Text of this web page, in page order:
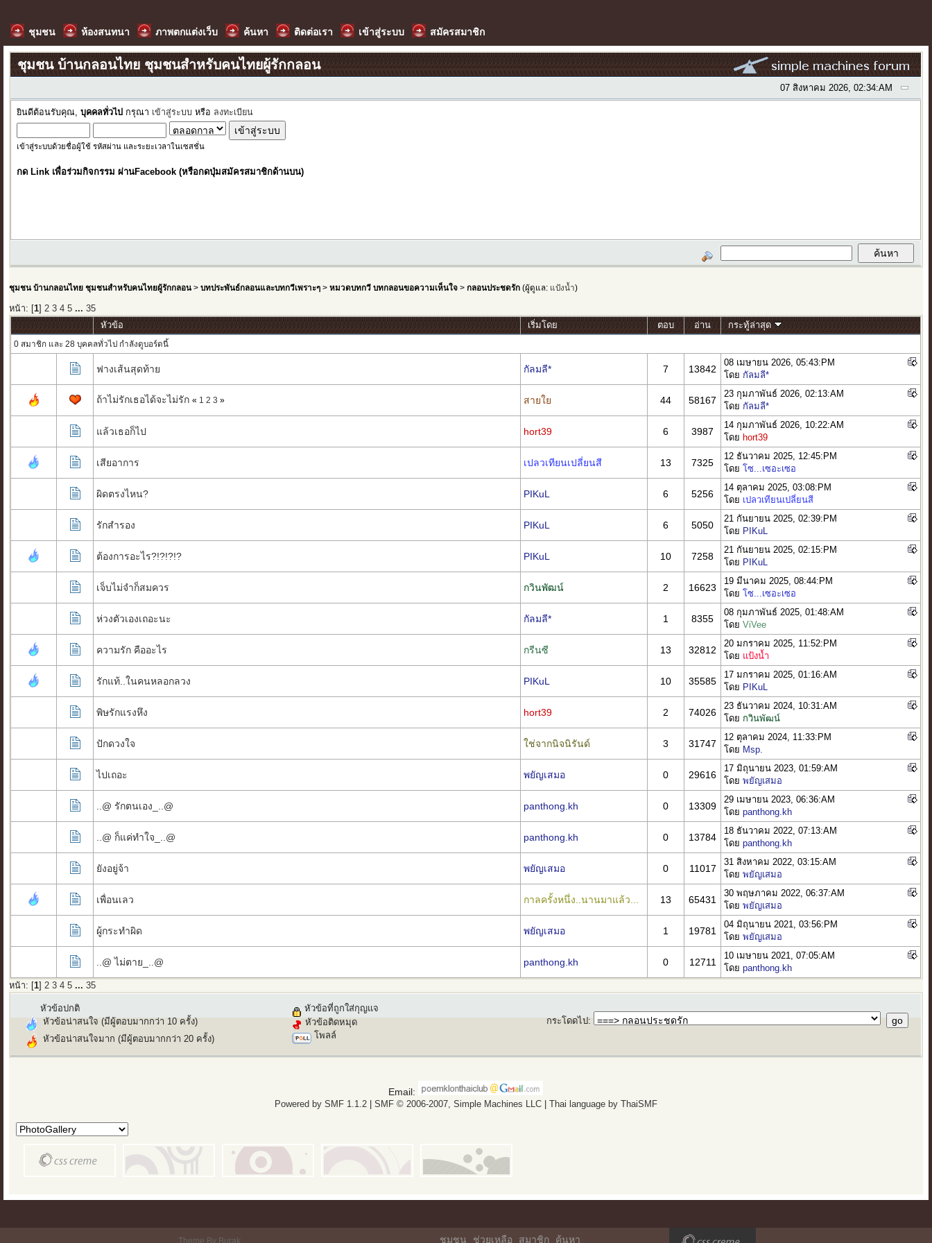
ชุมชน ห้องสนทนา ภาพตกแต่งเว็บ ค้นหา ติดต่อเรา เข้าสู่ระบบ สมัครสมาชิก
ชุมชน บ้านกลอนไทย ชุมชนสำหรับคนไทยผู้รักกลอน
07 สิงหาคม 2026, 02:34:AM
ยินดีต้อนรับคุณ,บุคคลทั่วไป กรุณา เข้าสู่ระบบ หรือ ลงทะเบียน
เข้าสู่ระบบด้วยชื่อผู้ใช้ รหัสผ่าน และระยะเวลาในเซสชั่น
กด Link เพื่อร่วมกิจกรรม ผ่านFacebook (หรือกดปุ่มสมัครสมาชิกด้านบน)
ชุมชน บ้านกลอนไทย ชุมชนสำหรับคนไทยผู้รักกลอน >บทประพันธ์กลอนและบทกวีเพราะๆ >หมวดบทกวี บทกลอนขอความเห็นใจ >กลอนประชดรัก (ผู้ดูแล: แป้งน้ำ)
หน้า: [1 ]2 3 4 5 ...35
หัวข้อ เริ่มโดย ตอบ อ่าน กระทู้ล่าสุด
0 สมาชิก และ 28 บุคคลทั่วไป กำลังดูบอร์ดนี้
ฟางเส้นสุดท้าย กัลมลี* 7 13842
08 เมษายน 2026, 05:43:PM
โดย กัลมลี*
ถ้าไม่รักเธอได้จะไม่รัก « 1 2 3 » สายใย 44 58167
23 กุมภาพันธ์ 2026, 02:13:AM
โดย กัลมลี*
แล้วเธอก็ไป hort39 6 3987
14 กุมภาพันธ์ 2026, 10:22:AM
โดย hort39
เสียอาการ เปลวเทียนเปลี่ยนสี 13 7325
12 ธันวาคม 2025, 12:45:PM
โดยโซ...เซอะเซอ
ผิดตรงไหน? PIKuL 6 5256
14 ตุลาคม 2025, 03:08:PM
โดย เปลวเทียนเปลี่ยนสี
รักสำรอง PIKuL 6 5050
21 กันยายน 2025, 02:39:PM
โดย PIKuL
ต้องการอะไร?!?!?!? PIKuL 10 7258
21 กันยายน 2025, 02:15:PM
โดย PIKuL
เจ็บไม่จำก็สมควร กวินพัฒน์ 2 16623
19 มีนาคม 2025, 08:44:PM
โดยโซ...เซอะเซอ
ห่วงตัวเองเถอะนะ กัลมลี* 1 8355
08 กุมภาพันธ์ 2025, 01:48:AM
โดยViVee
ความรัก คืออะไร กรีนซี 13 32812
20 มกราคม 2025, 11:52:PM
โดย แป้งน้ำ
รักแท้..ในคนหลอกลวง PIKuL 10 35585
17 มกราคม 2025, 01:16:AM
โดย PIKuL
พิษรักแรงหึง hort39 2 74026
23 ธันวาคม 2024, 10:31:AM
โดย กวินพัฒน์
ปักดวงใจ ใช่จากนิจนิรันด์ 3 31747
12 ตุลาคม 2024, 11:33:PM
โดย Msp.
ไปเถอะ พยัญเสมอ 0 29616
17 มิถุนายน 2023, 01:59:AM
โดยพยัญเสมอ
..@ รักตนเอง_..@ panthong.kh 0 13309
29 เมษายน 2023, 06:36:AM
โดยpanthong.kh
..@ ก็แค่ทำใจ_..@ panthong.kh 0 13784
18 ธันวาคม 2022, 07:13:AM
โดยpanthong.kh
ยังอยู่จ้า พยัญเสมอ 0 11017
31 สิงหาคม 2022, 03:15:AM
โดยพยัญเสมอ
เพื่อนเลว กาลครั้งหนึ่ง..นานมาแล้ว... 13 65431
30 พฤษภาคม 2022, 06:37:AM
โดยพยัญเสมอ
ผู้กระทำผิด พยัญเสมอ 1 19781
04 มิถุนายน 2021, 03:56:PM
โดยพยัญเสมอ
..@ ไม่ตาย_..@ panthong.kh 0 12711
10 เมษายน 2021, 07:05:AM
โดยpanthong.kh
หน้า: [1 ]2 3 4 5 ...35
หัวข้อปกติ
หัวข้อน่าสนใจ (มีผู้ตอบมากกว่า 10 ครั้ง)
หัวข้อน่าสนใจมาก (มีผู้ตอบมากกว่า 20 ครั้ง)
หัวข้อที่ถูกใส่กุญแจ
หัวข้อติดหมุด
โพลล์
กระโดดไป:
Email:
Powered by SMF 1.1.2| SMF © 2006-2007, Simple Machines LLC| Thai language by ThaiSMF
Theme By Burak ชุมชน ช่วยเหลือ สมาชิก ค้นหา